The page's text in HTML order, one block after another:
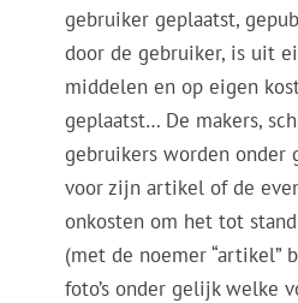
gebruiker geplaatst,
door de gebruiker, is uit
middelen en op eigen
geplaatst… De makers,
gebruikers worden onder
voor zijn artikel of de
onkosten om het tot
(met de noemer “artikel”
foto’s onder gelijk welke